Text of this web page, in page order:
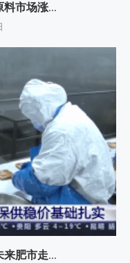
市场涨...
肥市走...